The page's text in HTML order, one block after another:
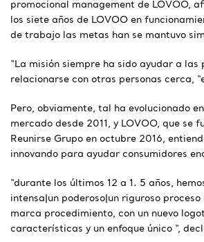
promocional management de LOVOO,
los siete años de LOVOO en
de trabajo las metas han se mantuvo
“La misión siempre ha sido ayudar a las
relacionarse con otras personas cerca,
Pero, obviamente, tal ha evolucionado
mercado desde 2011, y LOVOO, que se
Reunirse Grupo en octubre 2016,
innovando para ayudar consumidores
“durante los últimos 12 a 1. 5 años,
intensa|un poderoso|un riguroso
marca procedimiento, con un nuevo
características y un enfoque único “,